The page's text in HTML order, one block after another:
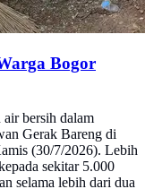
Bogor
air bersih dalam
Gerak Bareng di
(30/7/2026). Lebih
sekitar 5.000
selama lebih dari dua